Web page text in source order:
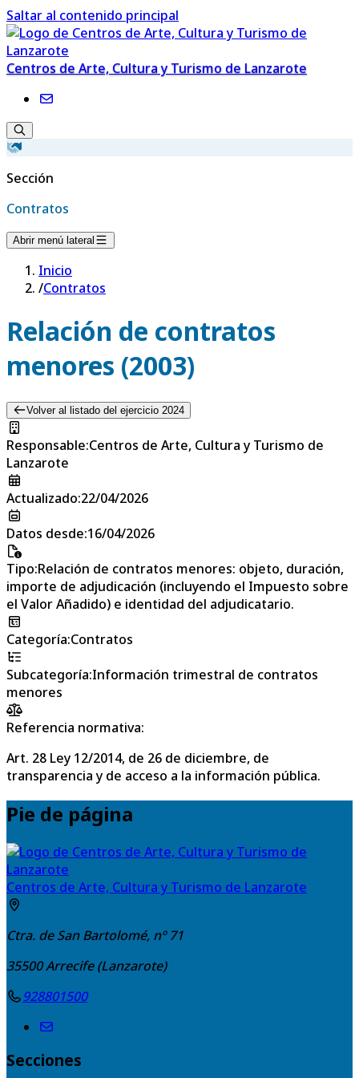
Saltar al contenido principal
Centros de Arte, Cultura y Turismo de Lanzarote
Sección
Contratos
Abrir menú lateral
Inicio
/Contratos
Relación de contratos
menores (2003)
Volver al listado del ejercicio 2024
Responsable:Centros de Arte, Cultura y Turismo de
Lanzarote
Actualizado:22/04/2026
Datos desde:16/04/2026
Tipo:Relación de contratos menores: objeto, duración,
importe de adjudicación (incluyendo el Impuesto sobre
el Valor Añadido) e identidad del adjudicatario.
Categoría:Contratos
Subcategoría:Información trimestral de contratos
menores
Referencia normativa:
Art. 28 Ley 12/2014, de 26 de diciembre, de
transparencia y de acceso a la información pública.
Pie de página
Centros de Arte, Cultura y Turismo de Lanzarote
Ctra. de San Bartolomé, nº 71
35500Arrecife (Lanzarote)
928801500
Secciones